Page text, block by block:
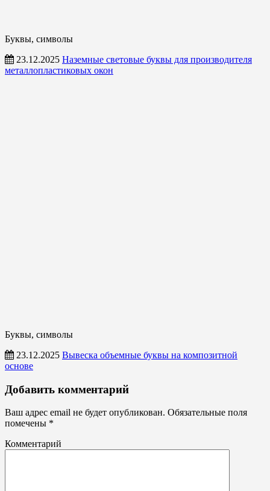
Буквы, символы
23.12.2025 Наземные световые буквы для производителя
металлопластиковых окон
Буквы, символы
23.12.2025 Вывеска объемные буквы на композитной
основе
Буквы,
символы
Не
световые
вывески,
планшеты
Добавить комментарий
Ваш адрес email не будет опубликован. Обязательные поля
помечены *
Комментарий